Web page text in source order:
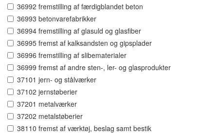
36992 fremstilling af færdigblandet beton
36993 betonvarefabrikker
36994 fremstilling af glasuld og glasfiber
36995 fremst af kalksandsten og gipsplader
36996 fremstilling af slibematerialer
36999 fremst af andre sten-, ler- og glasprodukter
37101 jern- og stålværker
37102 jernstøberier
37201 metalværker
37202 metalstøberier
38110 fremst af værktøj, beslag samt bestik